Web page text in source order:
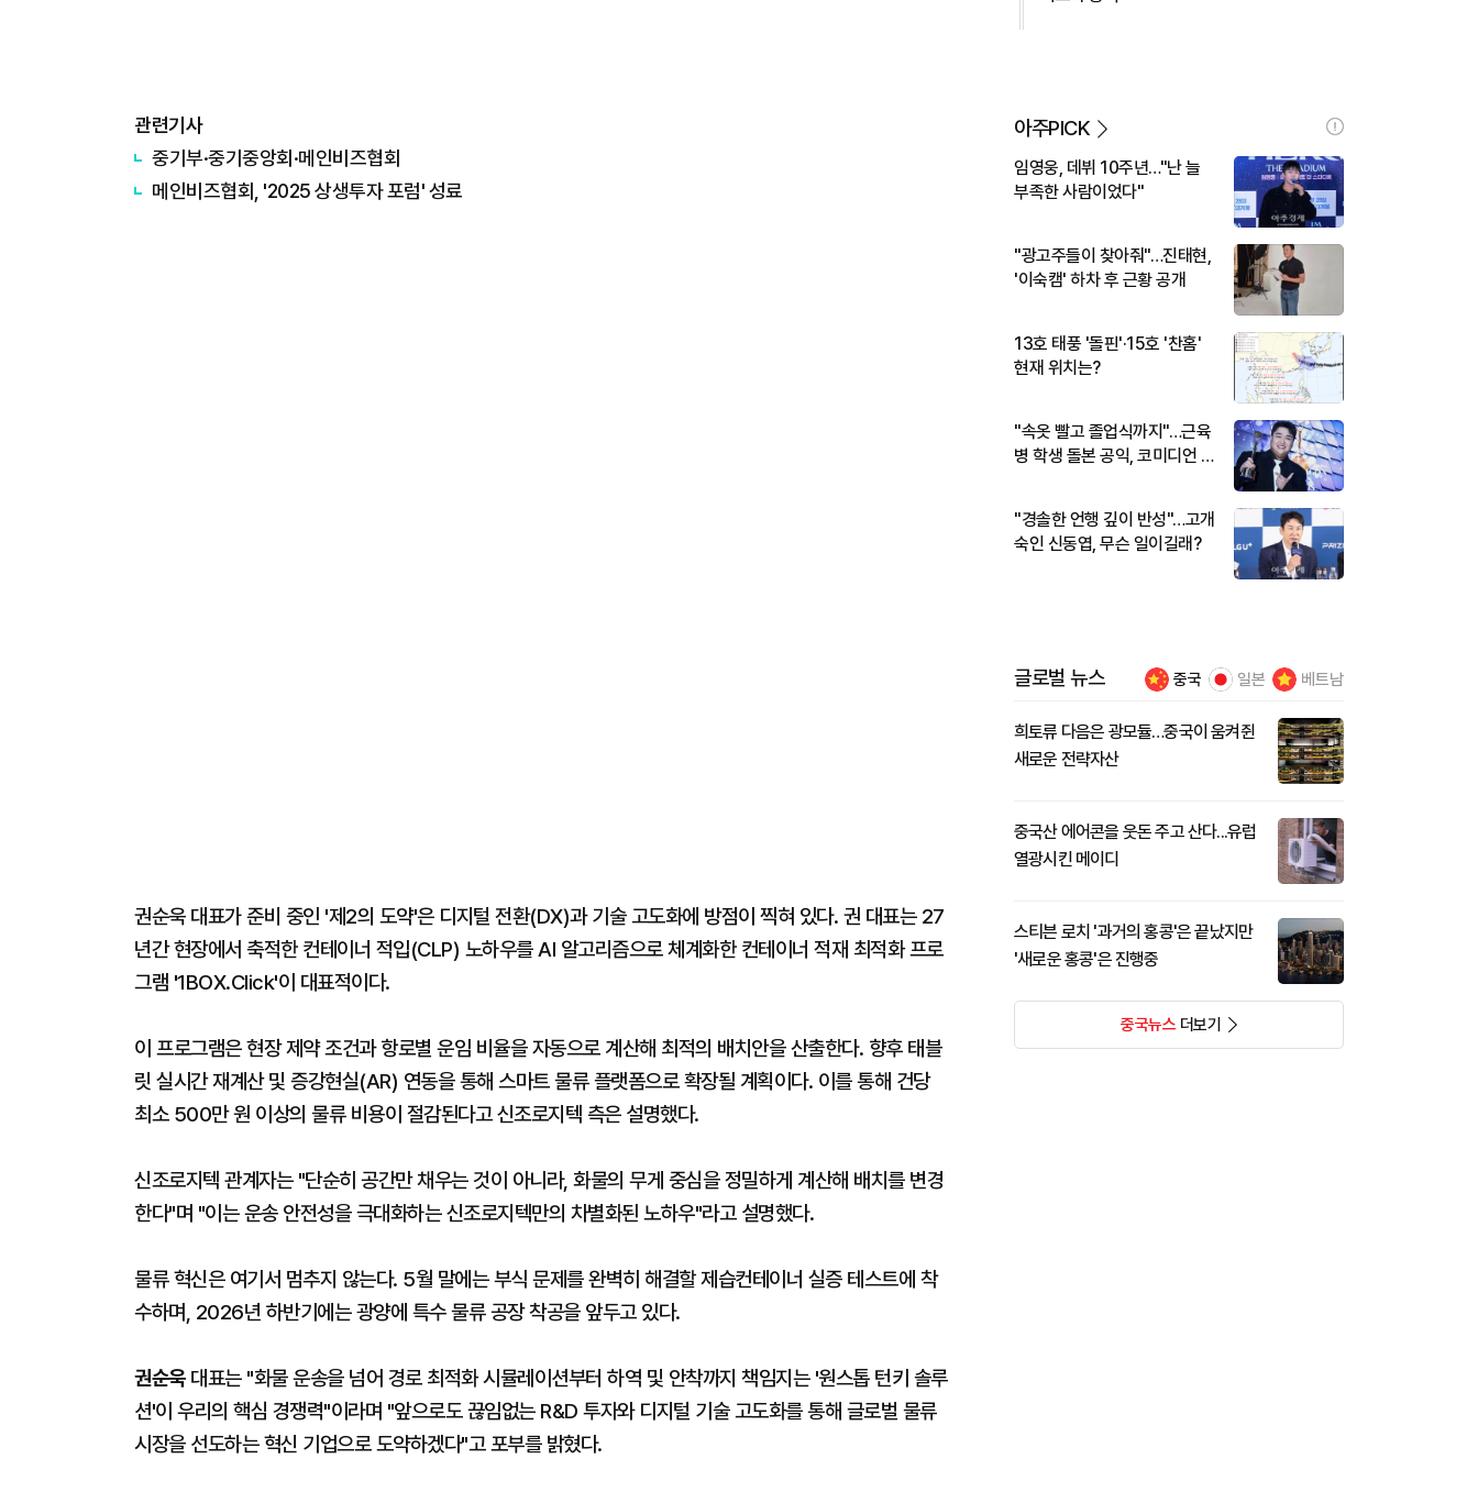
관련기사
중기부·중기중앙회·메인비즈협회
메인비즈협회, '2025 상생투자 포럼' 성료
권순욱 대표가 준비 중인 '제2의 도약'은 디지털 전환(DX)과 기술 고도화에 방점이 찍혀 있다. 권 대표는 27
년간 현장에서 축적한 컨테이너 적입(CLP) 노하우를 AI 알고리즘으로 체계화한 컨테이너 적재 최적화 프로
그램 '1BOX.Click'이 대표적이다.
이 프로그램은 현장 제약 조건과 항로별 운임 비율을 자동으로 계산해 최적의 배치안을 산출한다. 향후 태블
릿 실시간 재계산 및 증강현실(AR) 연동을 통해 스마트 물류 플랫폼으로 확장될 계획이다. 이를 통해 건당
최소 500만 원 이상의 물류 비용이 절감된다고 신조로지텍 측은 설명했다.
신조로지텍 관계자는 "단순히 공간만 채우는 것이 아니라, 화물의 무게 중심을 정밀하게 계산해 배치를 변경
한다"며 "이는 운송 안전성을 극대화하는 신조로지텍만의 차별화된 노하우"라고 설명했다.
물류 혁신은 여기서 멈추지 않는다. 5월 말에는 부식 문제를 완벽히 해결할 제습컨테이너 실증 테스트에 착
수하며, 2026년 하반기에는 광양에 특수 물류 공장 착공을 앞두고 있다.
권순욱대표는 "화물 운송을 넘어 경로 최적화 시뮬레이션부터 하역 및 안착까지 책임지는 '원스톱 턴키 솔루
션'이 우리의 핵심 경쟁력"이라며 "앞으로도 끊임없는 R&D 투자와 디지털 기술 고도화를 통해 글로벌 물류
시장을 선도하는 혁신 기업으로 도약하겠다"고 포부를 밝혔다.
아주PICK
임영웅, 데뷔 10주년…"난 늘
부족한 사람이었다"
"광고주들이 찾아줘"…진태현,
'이숙캠' 하차 후 근황 공개
13호 태풍 '돌핀'·15호 '찬홈'
현재 위치는?
"속옷 빨고 졸업식까지"…근육
병 학생 돌본 공익, 코미디언 김
"경솔한 언행 깊이 반성"…고개
숙인 신동엽, 무슨 일이길래?
글로벌 뉴스 중국 일본 베트남
희토류 다음은 광모듈…중국이 움켜쥔
새로운 전략자산
중국산 에어콘을 웃돈 주고 산다...유럽
열광시킨 메이디
스티븐 로치 '과거의 홍콩'은 끝났지만
'새로운 홍콩'은 진행중
중국뉴스더보기